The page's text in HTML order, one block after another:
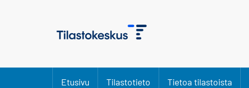
Etusivu Tilastotieto Tietoa tilastoista